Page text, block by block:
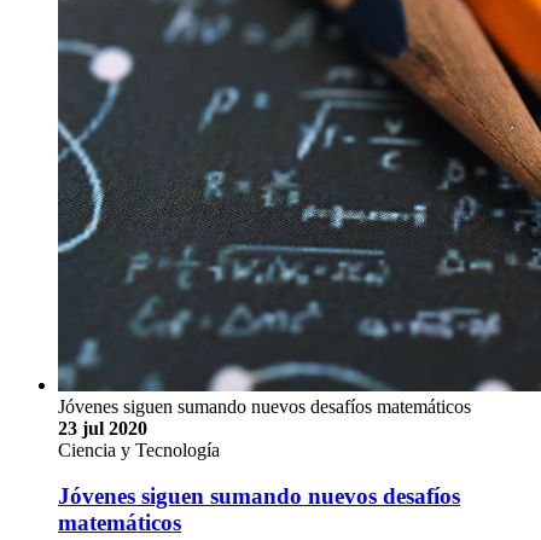
Jóvenes siguen sumando nuevos desafíos matemáticos
23 jul 2020
Ciencia y Tecnología
Jóvenes siguen sumando nuevos desafíos
matemáticos